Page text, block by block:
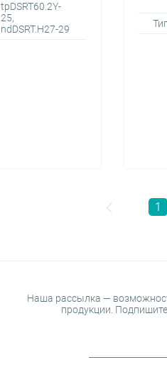
tpDSRT60.2Y-
25,
ndDSRT.H27-29
1
Наша рассылка —
продукции.